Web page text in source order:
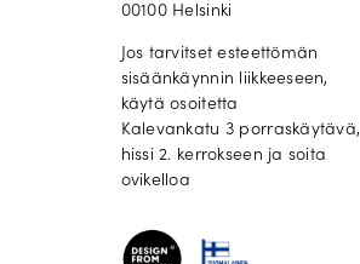
00100 Helsinki
Jos tarvitset esteettömän
sisäänkäynnin liikkeeseen,
käytä osoitetta
Kalevankatu 3 porraskäytävä,
hissi 2. kerrokseen ja soita
ovikelloa